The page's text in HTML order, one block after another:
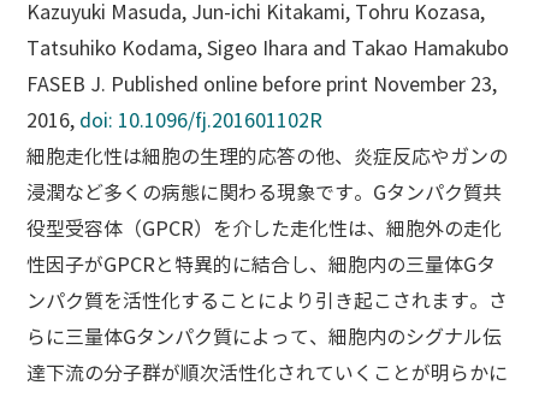
Kazuyuki Masuda, Jun-ichi Kitakami, Tohru Kozasa,
Tatsuhiko Kodama, Sigeo Ihara and Takao Hamakubo
FASEB J. Published online before print November 23,
2016, doi: 10.1096/fj.201601102R
細胞走化性は細胞の生理的応答の他、炎症反応やガンの
浸潤など多くの病態に関わる現象です。Gタンパク質共
役型受容体（GPCR）を介した走化性は、細胞外の走化
性因子がGPCRと特異的に結合し、細胞内の三量体Gタ
ンパク質を活性化することにより引き起こされます。さ
らに三量体Gタンパク質によって、細胞内のシグナル伝
達下流の分子群が順次活性化されていくことが明らかに